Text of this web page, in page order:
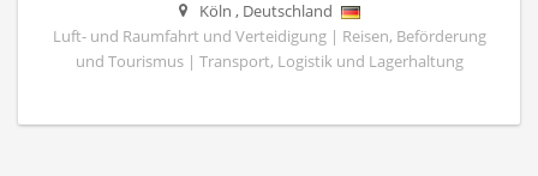
Köln , Deutschland
Luft- und Raumfahrt und Verteidigung | Reisen, Beförderung
und Tourismus | Transport, Logistik und Lagerhaltung